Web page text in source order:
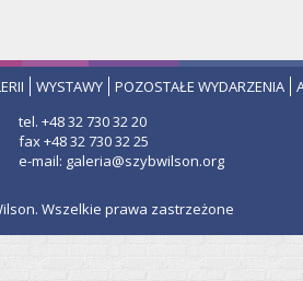
WYSTAWY POZOSTAŁE WYDARZENIA
tel. +48 32 730 32 20
fax +48 32 730 32 25
e-mail: galeria@szybwilson.org
Wszelkie prawa zastrzeżone